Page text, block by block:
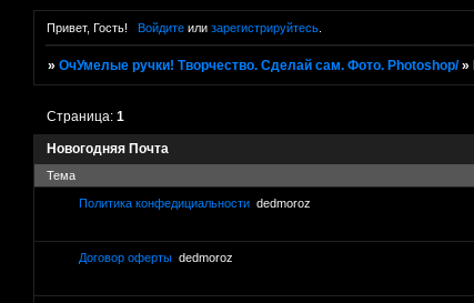
Привет, Гость! Войдитеили зарегистрируйтесь.
»ОчУмелые ручки! Творчество. Сделай сам. Фото. Photoshop/ »
Новогодняя Почта
Страница:1
Тема
Политика конфедициальности dedmoroz
Договор оферты dedmoroz